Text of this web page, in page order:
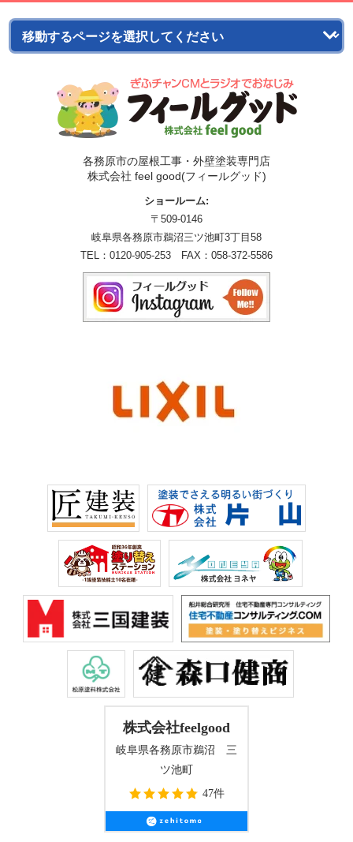
各務原市の屋根工事・外壁塗装専門店
株式会社 feel good(フィールグッド)
ショールーム:
〒509-0146
岐阜県各務原市鵜沼三ツ池町3丁目58
TEL： 0120-905-253 FAX：058-372-5586
株式会社feelgood
岐阜県各務原市鵜沼 三
ツ池町
47件